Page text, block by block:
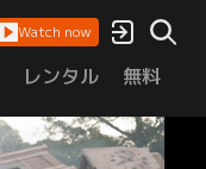
Watch now
レンタル 無料